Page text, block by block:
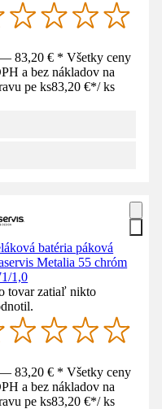
83,20 € * Všetky ceny
a bez nákladov na
pe ks83,20 €*/ ks
batéria páková
Metalia 55 chróm
1,0
tovar zatiaľ nikto
83,20 € * Všetky ceny
a bez nákladov na
pe ks83,20 €*/ ks